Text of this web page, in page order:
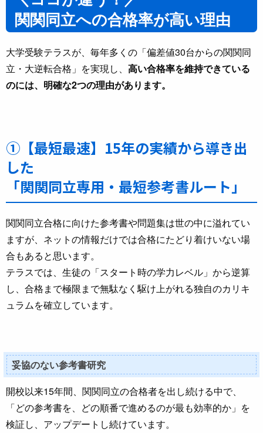
関関同立への合格率が高い理由
大学受験テラスが、毎年多くの「偏差値30台からの関関同
立・大逆転合格」を実現し、 高い合格率を維持できている
のには、明確な2つの理由があります。
①【最短最速】15年の実績から導き出
した
「関関同立専用・最短参考書ルート」
関関同立合格に向けた参考書や問題集は世の中に溢れてい
ますが、ネットの情報だけでは合格にたどり着けいない場
合もあると思います。
テラスでは、生徒の「スタート時の学力レベル」から逆算
し、合格まで極限まで無駄なく駆け上がれる独自のカリキ
ュラムを確立しています。
妥協のない参考書研究
開校以来15年間、関関同立の合格者を出し続ける中で、
「どの参考書を、どの順番で進めるのが最も効率的か」を
検証し、アップデートし続けています。